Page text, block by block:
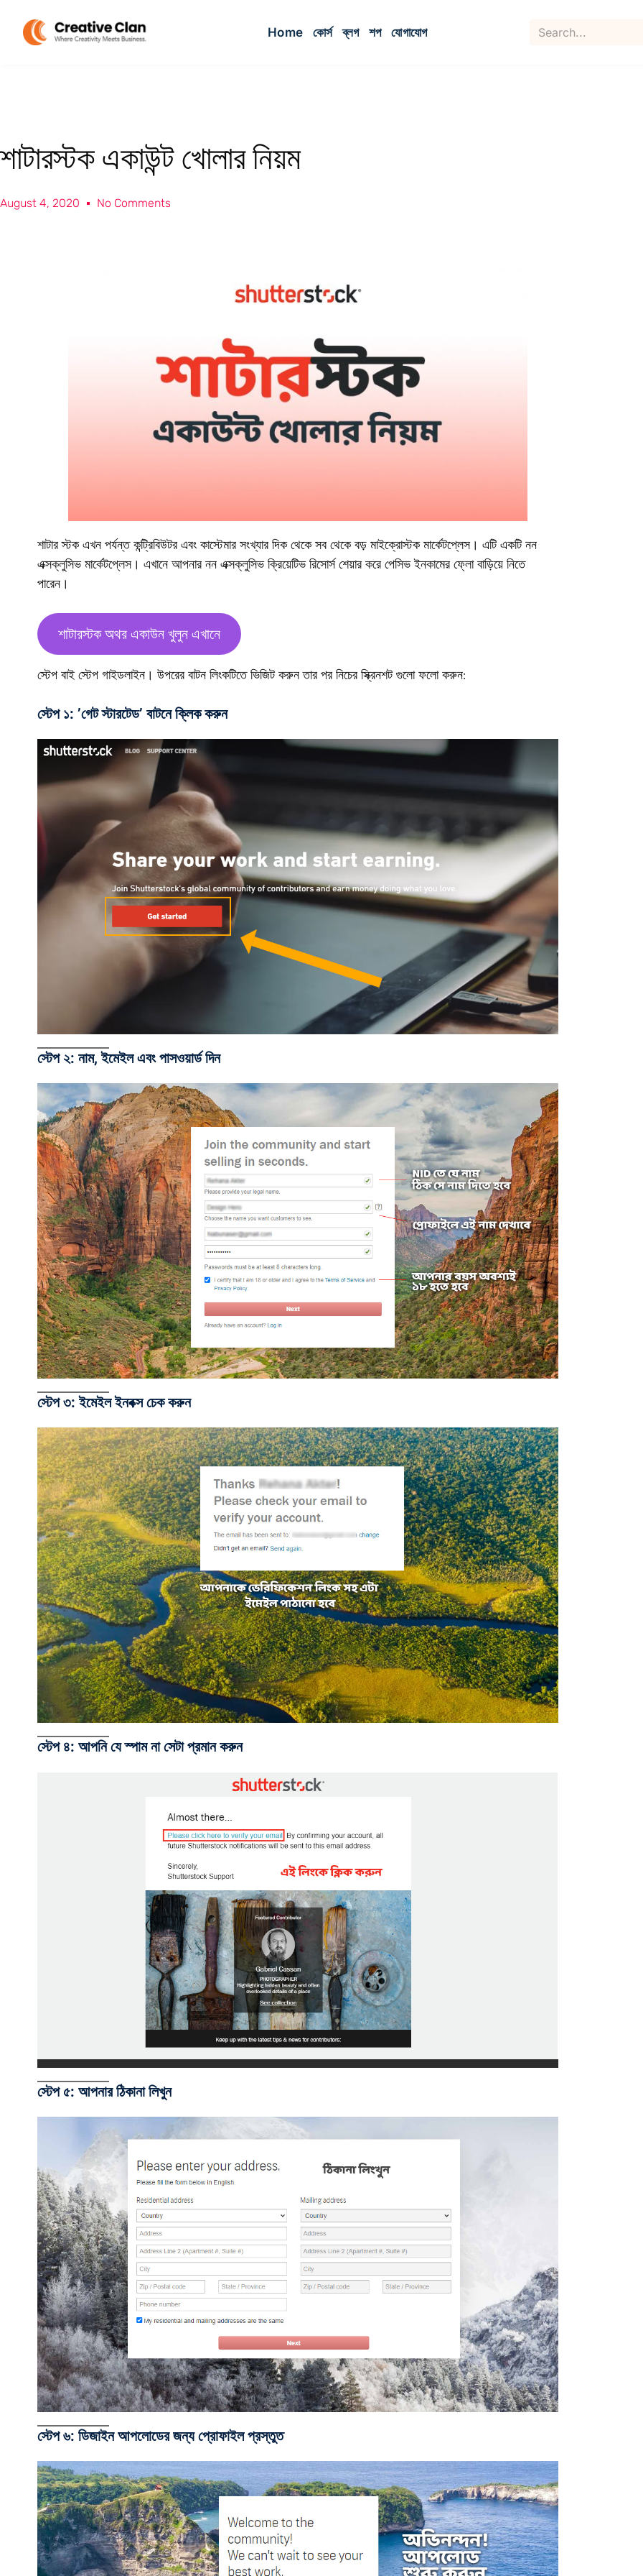
Home কোর্স ব্লগ শপ যোগাযোগ
শাটারস্টক একাউন্ট খোলার নিয়ম
August 4, 2020 No Comments
শাটার স্টক এখন পর্যন্ত কন্ট্রিবিউটর এবং কাস্টেমার সংখ্যার দিক থেকে সব থেকে বড় মাইক্রোস্টক মার্কেটপ্লেস। এটি একটি নন
এক্সক্লুসিভ মার্কেটপ্লেস। এখানে আপনার নন এক্সক্লুসিভ ক্রিয়েটিভ রিসোর্স শেয়ার করে পেসিভ ইনকামের ফ্লো বাড়িয়ে নিতে
পারেন।
শাটারস্টক অথর একাউন খুলুন এখানে
স্টেপ বাই স্টেপ গাইডলাইন। উপরের বাটন লিংকটিতে ভিজিট করুন তার পর নিচের স্ক্রিনশট গুলো ফলো করুন:
স্টেপ ১: ’গেট স্টারটেড’ বাটনে ক্লিক করুন
স্টেপ ২: নাম, ইমেইল এবং পাসওয়ার্ড দিন
স্টেপ ৩: ইমেইল ইনবক্স চেক করুন
স্টেপ ৪: আপনি যে স্পাম না সেটা প্রমান করুন
স্টেপ ৫: আপনার ঠিকানা লিখুন
স্টেপ ৬: ডিজাইন আপলোডের জন্য প্রোফাইল প্রস্তুত